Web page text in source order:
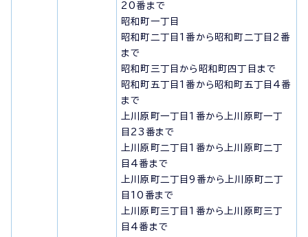
20番まで
昭和町一丁目
昭和町二丁目1番から昭和町二丁目2番
まで
昭和町三丁目から昭和町四丁目まで
昭和町五丁目1番から昭和町五丁目4番
まで
上川原町一丁目1番から上川原町一丁
目23番まで
上川原町二丁目1番から上川原町二丁
目4番まで
上川原町二丁目9番から上川原町二丁
目10番まで
上川原町三丁目1番から上川原町三丁
目4番まで